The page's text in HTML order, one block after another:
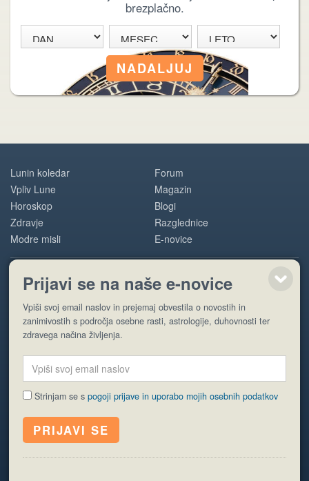
brezplačno.
Lunin koledar
Vpliv Lune
Horoskop
Zdravje
Modre misli
Forum
Magazin
Blogi
Razglednice
E-novice
POMOČ
O nas
Oglaševanje
© EyeCatching. Vse pravice so pridržane.
ISSN 1581-2332
Politika piškotkov Varstvo osebnih podatkov
Prijavi se na naše e-novice
Vpiši svoj email naslov in prejemaj obvestila o novostih in
zanimivostih s področja osebne rasti, astrologije, duhovnosti ter
zdravega načina življenja.
Strinjam se spogoji prijave in uporabo mojih osebnih podatkov